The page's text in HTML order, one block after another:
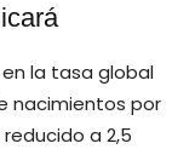
la tasa global
nacimientos por
reducido a 2,5